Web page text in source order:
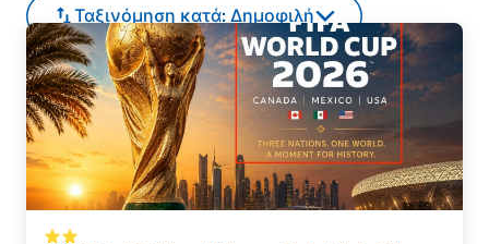
Ταξινόμηση κατά: Δημοφιλή